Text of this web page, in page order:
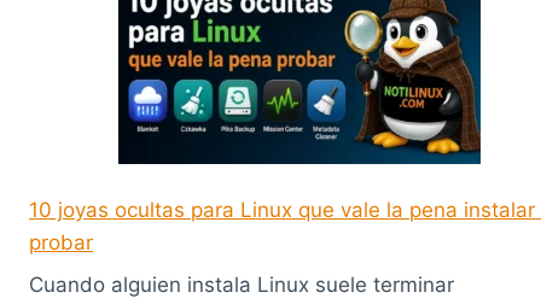
10 joyas ocultas para Linux que vale la pena instalar
probar
Cuando alguien instala Linux suele terminar